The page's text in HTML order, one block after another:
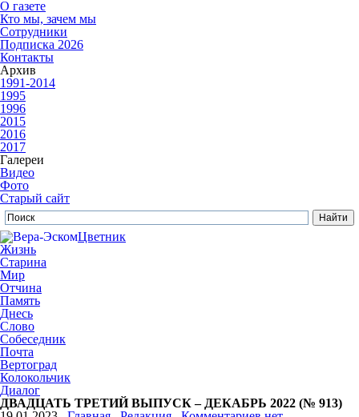
О газете
Кто мы, зачем мы
Сотрудники
Подписка 2026
Контакты
Архив
1991-2014
1995
1996
2015
2016
2017
Галереи
Видео
Фото
Старый сайт
Цветник
Жизнь
Старина
Мир
Отчина
Память
Днесь
Слово
Собеседник
Почта
Вертоград
Колокольчик
Диалог
ДВАДЦАТЬ ТРЕТИЙ ВЫПУСК – ДЕКАБРЬ 2022 (№ 913)